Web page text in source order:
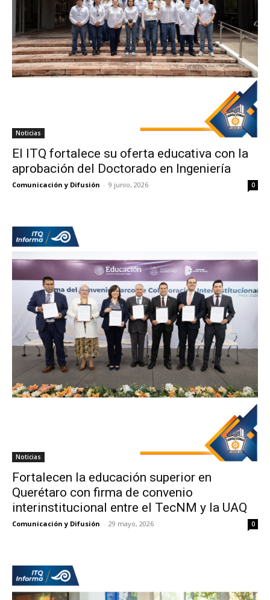
Noticias
El ITQ fortalece su oferta educativa con la
aprobación del Doctorado en Ingeniería
Comunicación y Difusión - 9 junio, 2026 0
Noticias
Fortalecen la educación superior en
Querétaro con firma de convenio
interinstitucional entre el TecNM y la UAQ
Comunicación y Difusión - 29 mayo, 2026 0